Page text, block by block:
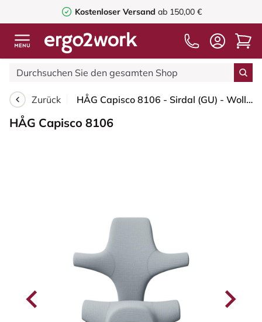
Kostenloser Versand ab 150,00 €
Zurück HÅG Capisco 8106 - Sirdal (GU) - Wolle - SRD120 Light grey - Weiß - 265 mm (Sitzhöhe 53-79cm) - Bodengleiter
HÅG Capisco 8106